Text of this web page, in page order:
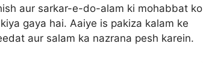
aur sarkar-e-do-alam ki mohabbat ko
gaya hai. Aaiye is pakiza kalam ke
aur salam ka nazrana pesh karein.